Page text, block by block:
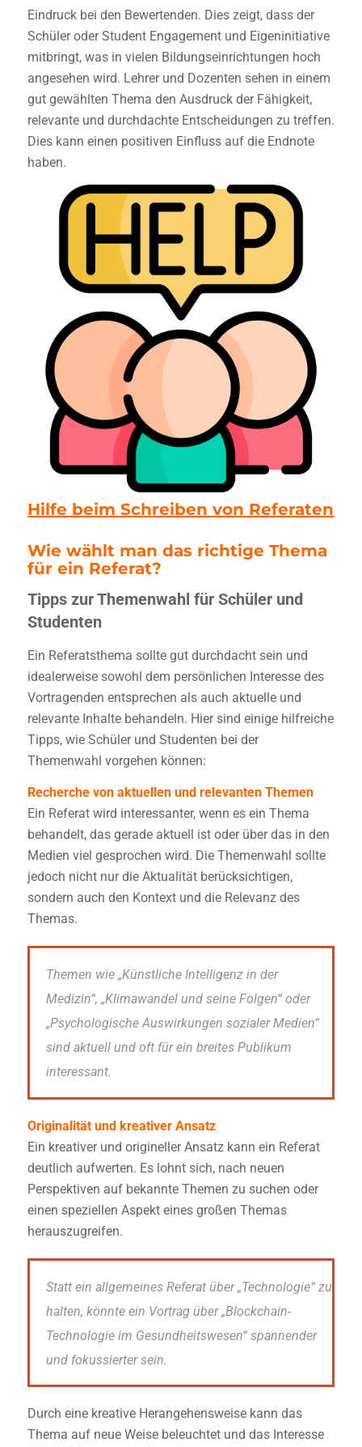
Eindruck bei den Bewertenden. Dies zeigt, dass der
Schüler oder Student Engagement und Eigeninitiative
mitbringt, was in vielen Bildungseinrichtungen hoch
angesehen wird. Lehrer und Dozenten sehen in einem
gut gewählten Thema den Ausdruck der Fähigkeit,
relevante und durchdachte Entscheidungen zu treffen.
Dies kann einen positiven Einfluss auf die Endnote
haben.
Hilfe beim Schreiben von Referaten
Wie wählt man das richtige Thema
für ein Referat?
Tipps zur Themenwahl für Schüler und
Studenten
Ein Referatsthema sollte gut durchdacht sein und
idealerweise sowohl dem persönlichen Interesse des
Vortragenden entsprechen als auch aktuelle und
relevante Inhalte behandeln. Hier sind einige hilfreiche
Tipps, wie Schüler und Studenten bei der
Themenwahl vorgehen können:
Recherche von aktuellen und relevanten Themen
Ein Referat wird interessanter, wenn es ein Thema
behandelt, das gerade aktuell ist oder über das in den
Medien viel gesprochen wird. Die Themenwahl sollte
jedoch nicht nur die Aktualität berücksichtigen,
sondern auch den Kontext und die Relevanz des
Themas.
Themen wie „Künstliche Intelligenz in der
Medizin“, „Klimawandel und seine Folgen“ oder
„Psychologische Auswirkungen sozialer Medien“
sind aktuell und oft für ein breites Publikum
interessant.
Originalität und kreativer Ansatz
Ein kreativer und origineller Ansatz kann ein Referat
deutlich aufwerten. Es lohnt sich, nach neuen
Perspektiven auf bekannte Themen zu suchen oder
einen speziellen Aspekt eines großen Themas
herauszugreifen.
Statt ein allgemeines Referat über „Technologie“ zu
halten, könnte ein Vortrag über „Blockchain-
Technologie im Gesundheitswesen“ spannender
und fokussierter sein.
Durch eine kreative Herangehensweise kann das
Thema auf neue Weise beleuchtet und das Interesse